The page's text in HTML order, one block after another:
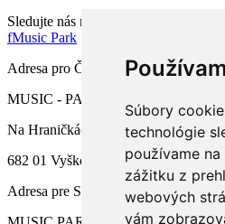
Súbory
technológie
používame
zážitku z
webových
vám
Sledujte nás na facebooku
fMusic Park
Adresa pro ČR
MUSIC - PARK.CZ s.r.o.
Na Hraničkách 791/34a
682 01 Vyškov
Adresa pre SR